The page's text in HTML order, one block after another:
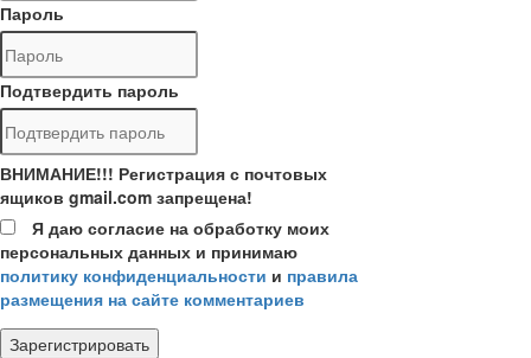
Пароль
Подтвердить пароль
ВНИМАНИЕ!!! Регистрация с почтовых
ящиков gmail.com запрещена!
Я даю согласие на обработку моих
персональных данных и принимаю
политику конфиденциальности и правила
размещения на сайте комментариев
Зарегистрировать